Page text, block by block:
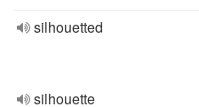
silhouetted
silhouette